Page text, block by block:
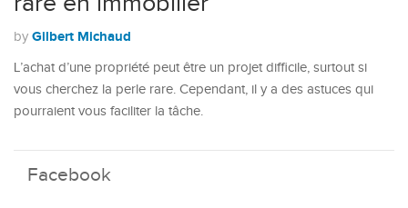
by Gilbert Michaud
L’achat d’une propriété peut être un projet difficile, surtout si
vous cherchez la perle rare. Cependant, il y a des astuces qui
pourraient vous faciliter la tâche.
Facebook